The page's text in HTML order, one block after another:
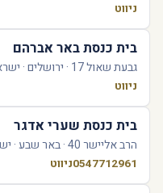
ניווט
בית כנסת באר אברהם
גבעת שאול 17 · ירושלים · ישראל
ניווט
בית כנסת שערי אדגר
הרב אליישר 40 · באר שבע · ישראל
0547712961ניווט